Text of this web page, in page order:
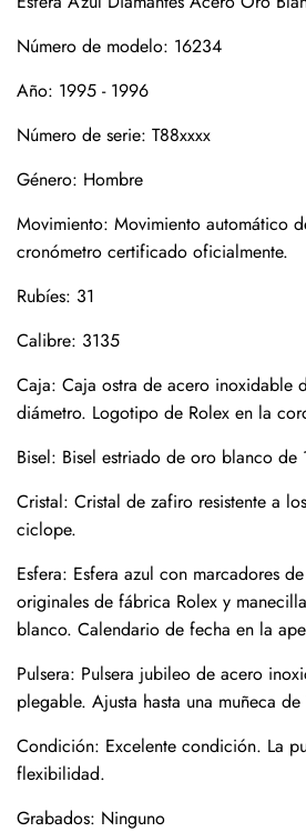
Número de modelo: 16234
Año: 1995 - 1996
Número de serie: T88xxxx
Género: Hombre
Movimiento: Movimiento automático
cronómetro certificado oficialmente.
Rubíes: 31
Calibre: 3135
Caja: Caja ostra de acero inoxidable
diámetro. Logotipo de Rolex en la
Bisel: Bisel estriado de oro blanco de
Cristal: Cristal de zafiro resistente a
ciclope.
Esfera: Esfera azul con marcadores
originales de fábrica Rolex y
blanco. Calendario de fecha en la
Pulsera: Pulsera jubileo de acero
plegable. Ajusta hasta una muñeca
Condición: Excelente condición. La
flexibilidad.
Grabados: Ninguno